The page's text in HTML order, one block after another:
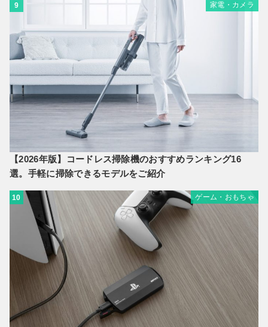
9 家電・カメラ
【2026年版】コードレス掃除機のおすすめランキング16
選。手軽に掃除できるモデルをご紹介
10 ゲーム・おもちゃ